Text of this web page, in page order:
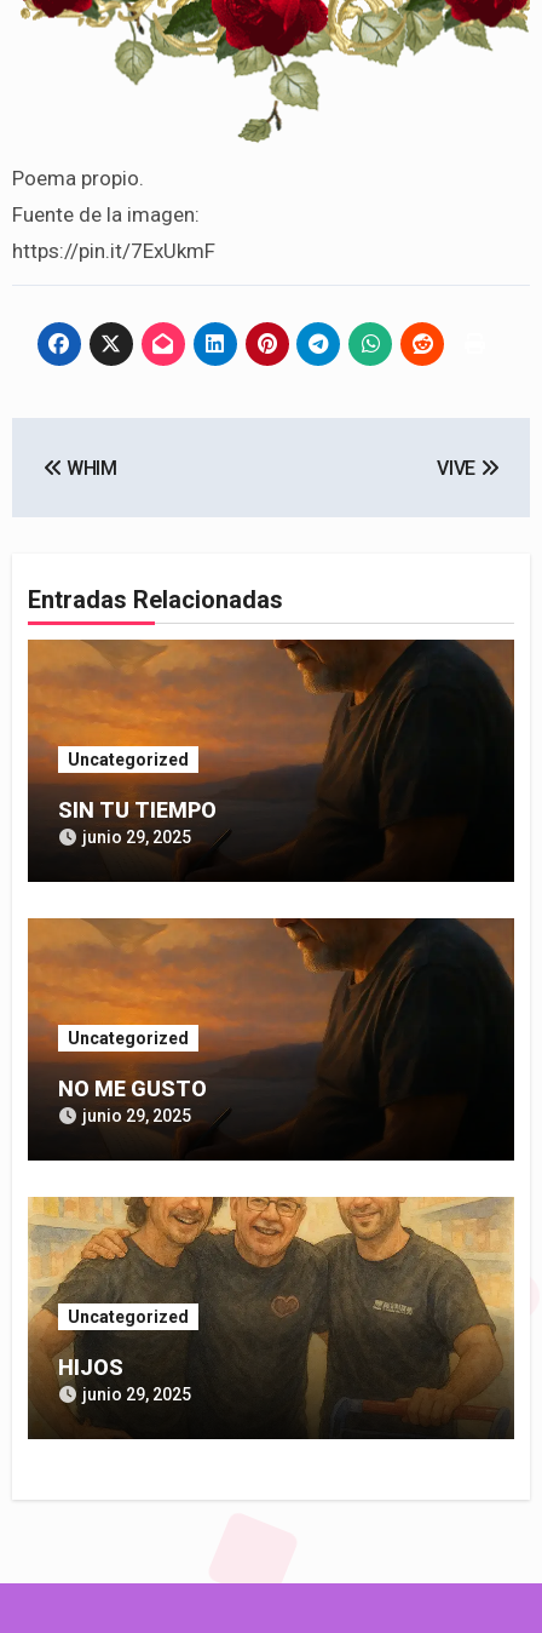
Poema propio.
Fuente de la imagen:
https://pin.it/7ExUkmF
de WHIM VIVE
Entradas Relacionadas
Uncategorized
SIN TU TIEMPO
junio 29, 2025
Uncategorized
NO ME GUSTO
junio 29, 2025
Uncategorized
HIJOS
junio 29, 2025